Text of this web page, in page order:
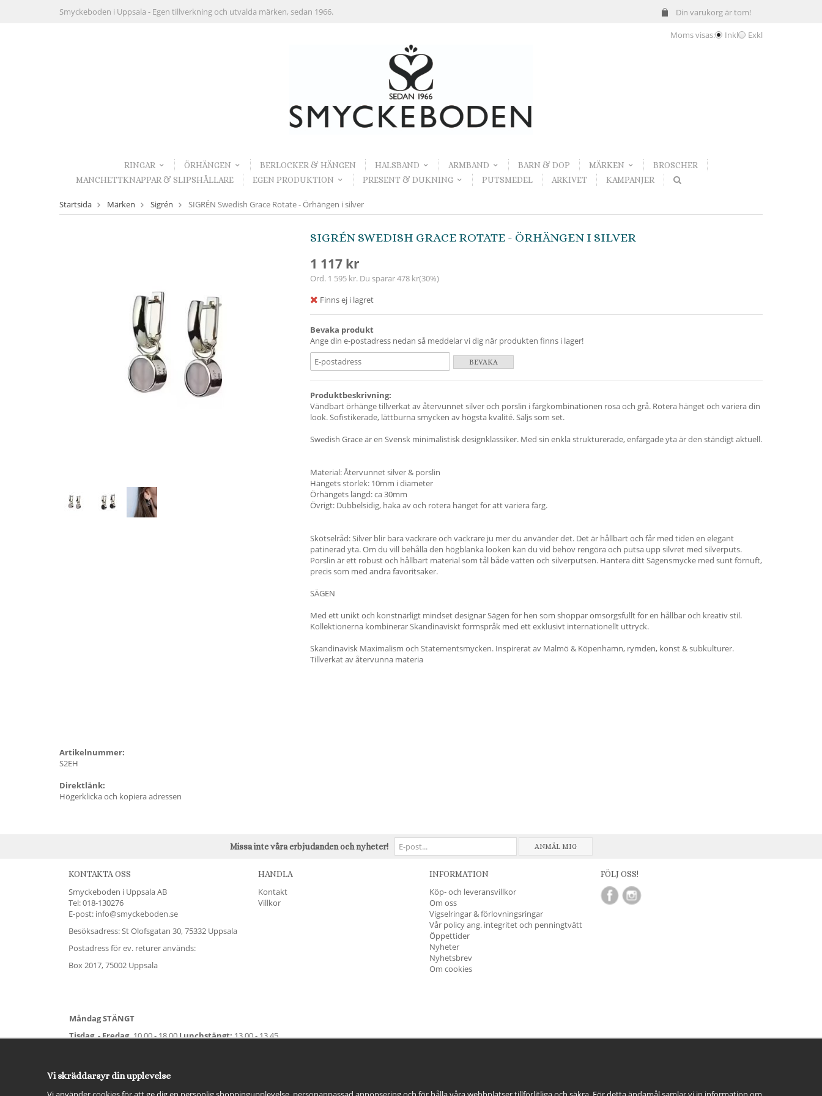
Din varukorg är tom!
Smyckeboden i Uppsala - Egen tillverkning och utvalda märken, sedan 1966.
Moms visas: Inkl Exkl
RINGAR ÖRHÄNGEN BERLOCKER & HÄNGEN HALSBAND ARMBAND BARN & DOP MÄRKEN
BROSCHER
MANCHETTKNAPPAR & SLIPSHÅLLARE
EGEN PRODUKTION PRESENT & DUKNING PUTSMEDEL ARKIVET KAMPANJER
Startsida Märken Sigrén SIGRÉN Swedish Grace Rotate - Örhängen i silver
SIGRÉN SWEDISH GRACE ROTATE - ÖRHÄNGEN I SILVER
1 117 kr
Ord. 1 595 kr. Du sparar478 kr(30%)
Finns ej i lagret
Bevaka produkt
Ange din e-postadress nedan så meddelar vi dig när produkten finns i lager!
BEVAKA
Produktbeskrivning:
Vändbart örhänge tillverkat av återvunnet silver och porslin i färgkombinationen rosa och grå. Rotera hänget och variera din
look. Sofistikerade, lättburna smycken av högsta kvalité. Säljs som set.
Swedish Grace är en Svensk minimalistisk designklassiker. Med sin enkla strukturerade, enfärgade yta är den ständigt aktuell.
Material: Återvunnet silver & porslin
Hängets storlek: 10mm i diameter
Örhängets längd: ca 30mm
Övrigt: Dubbelsidig, haka av och rotera hänget för att variera färg.
Skötselråd: Silver blir bara vackrare och vackrare ju mer du använder det. Det är hållbart och får med tiden en elegant
patinerad yta. Om du vill behålla den högblanka looken kan du vid behov rengöra och putsa upp silvret med silverputs.
Porslin är ett robust och hållbart material som tål både vatten och silverputsen. Hantera ditt Sägensmycke med sunt förnuft,
precis som med andra favoritsaker.
SÄGEN
Med ett unikt och konstnärligt mindset designar Sägen för hen som shoppar omsorgsfullt för en hållbar och kreativ stil.
Kollektionerna kombinerar Skandinaviskt formspråk med ett exklusivt internationellt uttryck.
Skandinavisk Maximalism och Statementsmycken. Inspirerat av Malmö & Köpenhamn, rymden, konst & subkulturer.
Tillverkat av återvunna materia
Artikelnummer:
S2EH
Direktlänk:
Högerklicka och kopiera adressen
Missa inte våra erbjudanden och nyheter! ANMÄL MIG
KONTAKTA OSS
Smyckeboden i Uppsala AB
Tel:018-130276
E-post: info@smyckeboden.se
Besöksadress: St Olofsgatan 30, 75332 Uppsala
Postadress för ev. returer används:
Box 2017, 75002 Uppsala
Måndag STÄNGT
Tisdag - Fredag, 10.00 - 18.00 Lunchstängt: 13.00 - 13.45
För avvikande öppettider:
HANDLA
Kontakt
Villkor
INFORMATION
Köp- och leveransvillkor
Om oss
Vigselringar & förlovningsringar
Vår policy ang. integritet och penningtvätt
Öppettider
Nyheter
Nyhetsbrev
Om cookies
FÖLJ OSS!
Vi skräddarsyr din upplevelse